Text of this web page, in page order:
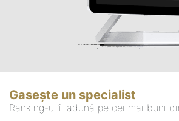
Gasește un specialist
Ranking-ul îi adună pe cei mai buni